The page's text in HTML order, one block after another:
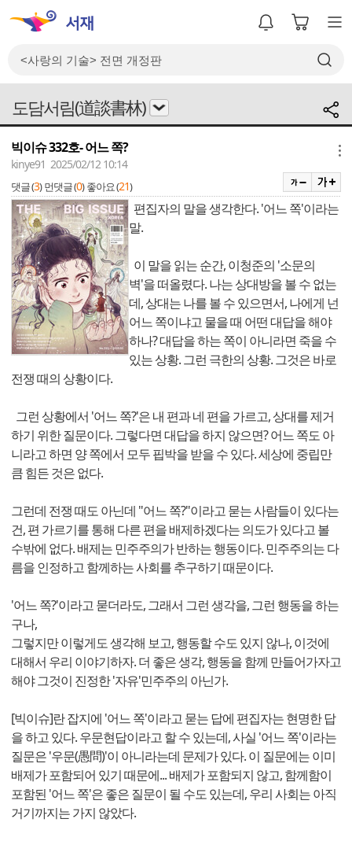
도담서림(道談書林)
빅이슈 332호- 어느 쪽?
kinye91 2025/02/12 10:14
댓글 (3) 먼댓글 (0) 좋아요 (21)
편집자의 말을 생각한다. '어느 쪽'이라는
말.
이 말을 읽는 순간, 이청준의 '소문의
벽'을 떠올렸다. 나는 상대방을 볼 수 없는
데, 상대는 나를 볼 수 있으면서, 나에게 넌
어느 쪽이냐고 물을 때 어떤 대답을 해야
하나? 대답을 하는 쪽이 아니라면 죽을 수
있는 상황. 그런 극한의 상황. 그것은 바로
전쟁 때의 상황이다.
그런 상황에서 '어느 쪽?'은 내 편과 네 편을 가르고, 상대를 제거
하기 위한 질문이다. 그렇다면 대답을 하지 않으면? 어느 쪽도 아
니라고 하면 양 쪽에서 모두 핍박을 받을 수 있다. 세상에 중립만
큼 힘든 것은 없다.
그런데 전쟁 때도 아닌데 "어느 쪽?"이라고 묻는 사람들이 있다는
건, 편 가르기를 통해 다른 편을 배제하겠다는 의도가 있다고 볼
수밖에 없다. 배제는 민주주의가 반하는 행동이다. 민주주의는 다
름을 인정하고 함께하는 사회를 추구하기 때문이다.
'어느 쪽?'이라고 묻더라도, 그래서 그런 생각을, 그런 행동을 하는
구나,
그렇지만 이렇게도 생각해 보고, 행동할 수도 있지 않나, 이것에
대해서 우리 이야기하자. 더 좋은 생각, 행동을 함께 만들어가자고
해야 그것이 진정한 '자유'민주주의 아닌가.
[빅이슈]란 잡지에 '어느 쪽'이라고 묻는 답에 편집자는 현명한 답
을 하고 있다. 우문현답이라고 할 수 있는데, 사실 '어느 쪽'이라는
질문은 '우문(愚問)'이 아니라는데 문제가 있다. 이 질문에는 이미
배제가 포함되어 있기 때문에... 배제가 포함되지 않고, 함께함이
포함된 '어느 쪽'은 좋은 질문이 될 수도 있는데, 우리 사회는 아직
거기까지는 가지 않았다.